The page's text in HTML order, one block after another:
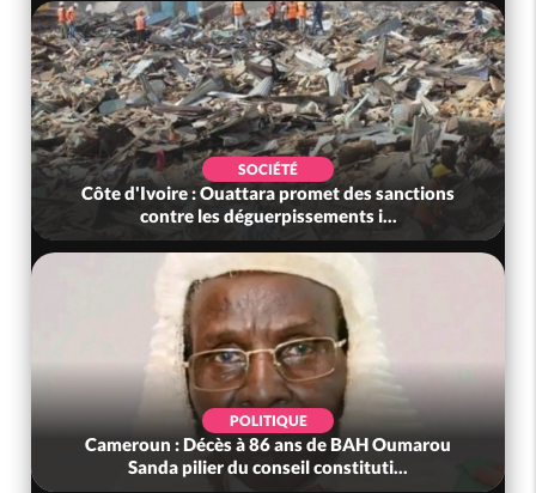
SOCIÉTÉ
Côte d'Ivoire : Ouattara promet des sanctions
contre les déguerpissements i...
POLITIQUE
Cameroun : Décès à 86 ans de BAH Oumarou
Sanda pilier du conseil constituti...